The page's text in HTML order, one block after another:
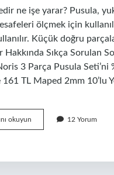
ne işe yarar? Pusula,
ölçmek için
Küçük doğru
Hakkında Sıkça Sorulan
3 Parça Pusula
TL Maped 2mm 10’lu
okuyun
Ayağı
12 Yorum